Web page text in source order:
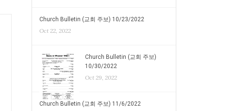
Church Bulletin (교회 주보) 10/23/2022
Oct 22, 2022
Church Bulletin (교회 주보)
10/30/2022
Oct 29, 2022
Church Bulletin (교회 주보) 11/6/2022